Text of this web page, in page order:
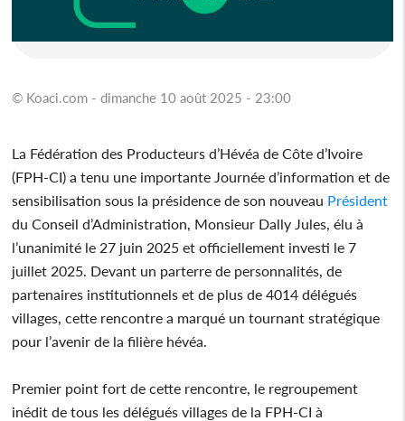
© Koaci.com - dimanche 10 août 2025 - 23:00
La Fédération des Producteurs d’Hévéa de Côte d’Ivoire
(FPH-CI) a tenu une importante Journée d’information et de
sensibilisation sous la présidence de son nouveau Président
du Conseil d’Administration, Monsieur Dally Jules, élu à
l’unanimité le 27 juin 2025 et officiellement investi le 7
juillet 2025. Devant un parterre de personnalités, de
partenaires institutionnels et de plus de 4014 délégués
villages, cette rencontre a marqué un tournant stratégique
pour l’avenir de la filière hévéa.
Premier point fort de cette rencontre, le regroupement
inédit de tous les délégués villages de la FPH-CI à